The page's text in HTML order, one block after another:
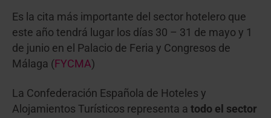
Es la cita más importante del sector hotelero que
este año tendrá lugar los días 30 – 31 de mayo y 1
de junio en el Palacio de Feria y Congresos de
Málaga ( FYCMA)
La Confederación Española de Hoteles y
Alojamientos Turísticos representa a todo el sector